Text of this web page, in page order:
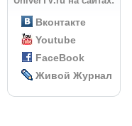
Вконтакте
Youtube
FaceBook
Живой Журнал